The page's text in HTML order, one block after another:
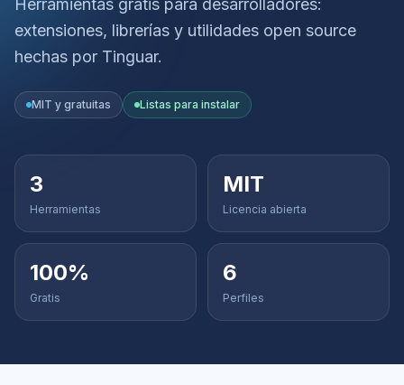
Herramientas gratis para desarrolladores:
extensiones, librerías y utilidades open source
hechas por Tinguar.
MIT y gratuitas Listas para instalar
3
Herramientas
MIT
Licencia abierta
100%
Gratis
6
Perfiles